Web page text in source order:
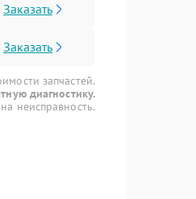
Заказать
Заказать
запчастей.
диагностику.
неисправность.